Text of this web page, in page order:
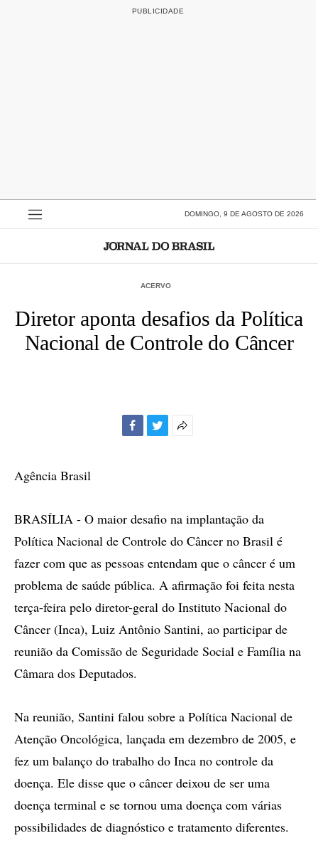
DOMINGO, 9 DE AGOSTO DE 2026
ACERVO
Diretor aponta desafios da Política
Nacional de Controle do Câncer
Agência Brasil
BRASÍLIA - O maior desafio na implantação da
Política Nacional de Controle do Câncer no Brasil é
fazer com que as pessoas entendam que o câncer é um
problema de saúde pública. A afirmação foi feita nesta
terça-feira pelo diretor-geral do Instituto Nacional do
Câncer (Inca), Luiz Antônio Santini, ao participar de
reunião da Comissão de Seguridade Social e Família na
Câmara dos Deputados.
Na reunião, Santini falou sobre a Política Nacional de
Atenção Oncológica, lançada em dezembro de 2005, e
fez um balanço do trabalho do Inca no controle da
doença. Ele disse que o câncer deixou de ser uma
doença terminal e se tornou uma doença com várias
possibilidades de diagnóstico e tratamento diferentes.